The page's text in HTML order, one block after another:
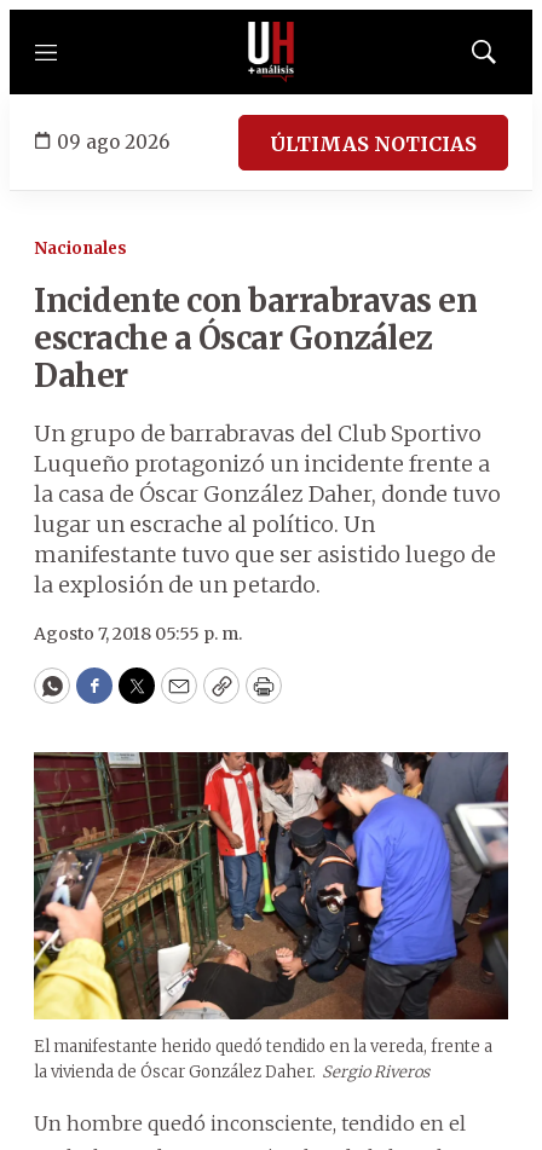
Menú
Mostrar
09 ago 2026 ÚLTIMAS NOTICIAS
Nacionales
Incidente con barrabravas en
escrache a Óscar González
Daher
Un grupo de barrabravas del Club Sportivo
Luqueño protagonizó un incidente frente a
la casa de Óscar González Daher, donde tuvo
lugar un escrache al político. Un
manifestante tuvo que ser asistido luego de
la explosión de un petardo.
Agosto 7, 2018 05:55 p. m.
WhatsApp
Facebook
Twitter
EmailCopyPrint
El manifestante herido quedó tendido en la vereda, frente a
la vivienda de Óscar González Daher. Sergio Riveros
Un hombre quedó inconsciente, tendido en el